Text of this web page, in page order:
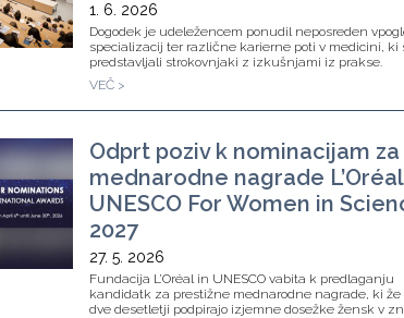
1. 6. 2026
Dogodek je udeležencem ponudil neposreden
specializacij ter različne karierne poti v medicini, ki
predstavljali strokovnjaki z izkušnjami iz prakse.
VEČ >
Odprt poziv k nominacijam za
mednarodne nagrade
UNESCO For Women in
2027
27. 5. 2026
Fundacija L’Oréal in UNESCO vabita k predlaganju
kandidatk za prestižne mednarodne nagrade, ki že
dve desetletji podpirajo izjemne dosežke žensk v